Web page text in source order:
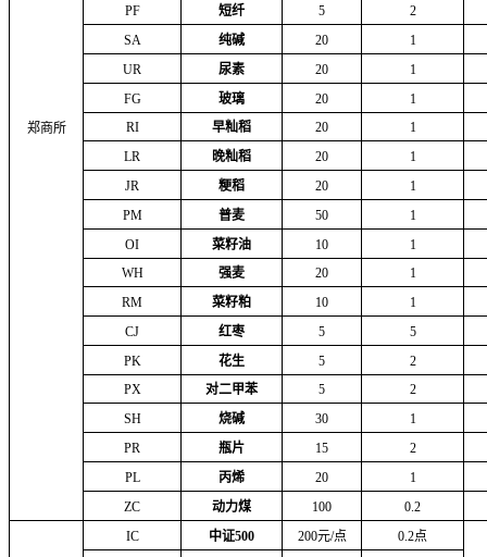
郑商所
PF 短纤 5
2
SA
纯碱 20
1
UR
尿素 20
1
FG
玻璃 20
1
RI
早籼稻 20
1
LR
晚籼稻 20
1
JR
粳稻 20
1
PM
普麦 50
1
OI
菜籽油 10
1
WH
强麦 20
1
RM
菜籽粕 10
1
CJ
红枣 5
5
PK
花生 5
2
PX
对二甲苯 5
2
SH
烧碱 30
1
PR
瓶片 15
2
PL
丙烯 20
1
ZC
动力煤 100 0.2
IC 中证500 200元/点
0.2点